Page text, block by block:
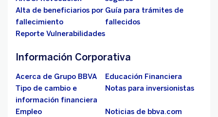
Alta de beneficiarios por
fallecimiento
Guía para trámites de
fallecidos
Reporte Vulnerabilidades
Información Corporativa
Acerca de Grupo BBVA
Educación Financiera
Tipo de cambio e
información financiera
Notas para inversionistas
Empleo
Noticias de bbva.com